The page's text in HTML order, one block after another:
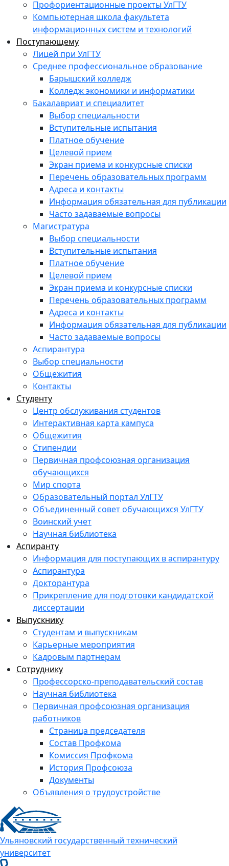
Профориентационные проекты УлГТУ
Компьютерная школа факультета
информационных систем и технологий
Поступающему
Лицей при УлГТУ
Среднее профессиональное образование
Барышский колледж
Колледж экономики и информатики
Бакалавриат и специалитет
Выбор специальности
Вступительные испытания
Платное обучение
Целевой прием
Экран приема и конкурсные списки
Перечень образовательных программ
Адреса и контакты
Информация обязательная для публикации
Часто задаваемые вопросы
Магистратура
Выбор специальности
Вступительные испытания
Платное обучение
Целевой прием
Экран приема и конкурсные списки
Перечень образовательных программ
Адреса и контакты
Информация обязательная для публикации
Часто задаваемые вопросы
Аспирантура
Выбор специальности
Общежития
Контакты
Студенту
Центр обслуживания студентов
Интерактивная карта кампуса
Общежития
Стипендии
Первичная профсоюзная организация
обучающихся
Мир спорта
Образовательный портал УлГТУ
Объединенный совет обучающихся УлГТУ
Воинский учет
Научная библиотека
Аспиранту
Информация для поступающих в аспирантуру
Аспирантура
Докторантура
Прикрепление для подготовки кандидатской
диссертации
Выпускнику
Студентам и выпускникам
Карьерные мероприятия
Кадровым партнерам
Сотруднику
Профессорско-преподавательский состав
Научная библиотека
Первичная профсоюзная организация
работников
Страница председателя
Состав Профкома
Комиссия Профкома
История Профсоюза
Документы
Объявления о трудоустройстве
Ульяновский государственный технический
университет